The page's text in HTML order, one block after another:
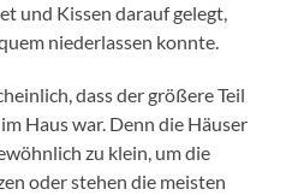
und Kissen darauf gelegt,
niederlassen konnte.
dass der größere Teil
Haus war. Denn die Häuser
zu klein, um die
oder stehen die meisten